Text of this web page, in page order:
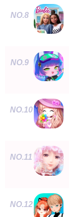
NO.8
NO.9
NO.10
NO.11
NO.12